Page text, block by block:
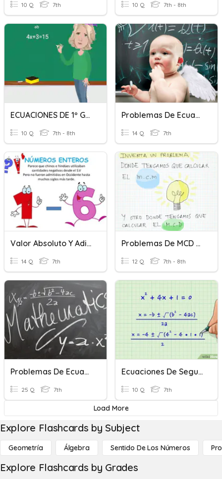
10 Q 7th 10 Q 7th - 8th
ECUACIONES DE 1º GRADO
10 Q 7th - 8th
Problemas De Ecuaciones 1ESO
14 Q 7th
Valor Absoluto Y Adición De Números Enteros.
14 Q 7th
Problemas De MCD Y Mcm
12 Q 7th - 8th
Problemas De Ecuaciones De Primer Grado
25 Q 7th
Ecuaciones De Segundo Grado
10 Q 7th
Load More
Explore Flashcards by Subject
Geometría Álgebra Sentido De Los Números
Explore Flashcards by Grades